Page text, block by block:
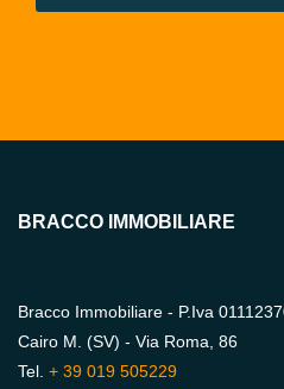
BRACCO IMMOBILIARE
Bracco Immobiliare - P.Iva
Cairo M. (SV) - Via Roma, 86
Tel. + 39 019 505229